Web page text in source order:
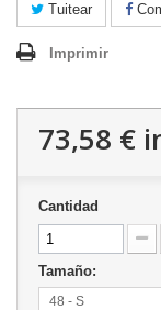
Tuitear
Imprimir
73,58 €
Cantidad
Tamaño:
48 - S